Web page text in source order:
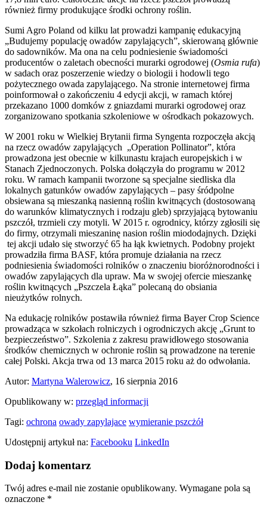
również firmy produkujące środki ochrony roślin.
Sumi Agro Poland od kilku lat prowadzi kampanię edukacyjną
„Budujemy populację owadów zapylających”, skierowaną głównie
do sadowników. Ma ona na celu podniesienie świadomości
producentów o zaletach obecności murarki ogrodowej (Osmia rufa)
w sadach oraz poszerzenie wiedzy o biologii i hodowli tego
pożytecznego owada zapylającego. Na stronie internetowej firma
poinformował o zakończeniu 4 edycji akcji, w ramach której
przekazano 1000 domków z gniazdami murarki ogrodowej oraz
zorganizowano spotkania szkoleniowe w ośrodkach pokazowych.
W 2001 roku w Wielkiej Brytanii firma Syngenta rozpoczęła akcją
na rzecz owadów zapylających „Operation Pollinator”, która
prowadzona jest obecnie w kilkunastu krajach europejskich i w
Stanach Zjednoczonych. Polska dołączyła do programu w 2012
roku. W ramach kampanii tworzone są specjalne siedliska dla
lokalnych gatunków owadów zapylających – pasy śródpolne
obsiewana są mieszanką nasienną roślin kwitnących (dostosowaną
do warunków klimatycznych i rodzaju gleb) sprzyjającą bytowaniu
pszczół, trzmieli czy motyli. W 2015 r. ogrodnicy, którzy zgłosili się
do firmy, otrzymali mieszaninę nasion roślin miododajnych. Dzięki
tej akcji udało się stworzyć 65 ha łąk kwietnych. Podobny projekt
prowadziła firma BASF, która promuje działania na rzecz
podniesienia świadomości rolników o znaczeniu bioróżnorodności i
owadów zapylających dla upraw. Ma w swojej ofercie mieszankę
roślin kwitnących „Pszczela Łąka” polecaną do obsiania
nieużytków rolnych.
Na edukację rolników postawiła również firma Bayer Crop Science
prowadząca w szkołach rolniczych i ogrodniczych akcję „Grunt to
bezpieczeństwo”. Szkolenia z zakresu prawidłowego stosowania
środków chemicznych w ochronie roślin są prowadzone na terenie
całej Polski. Akcja trwa od 13 marca 2015 roku aż do odwołania.
Autor: Martyna Walerowicz, 16 sierpnia 2016
Opublikowany w: przegląd informacji
Tagi: ochrona owady zapylajace wymieranie pszcżół
Udostępnij artykuł na: Facebooku LinkedIn
Dodaj komentarz
Twój adres e-mail nie zostanie opublikowany. Wymagane pola są
oznaczone *